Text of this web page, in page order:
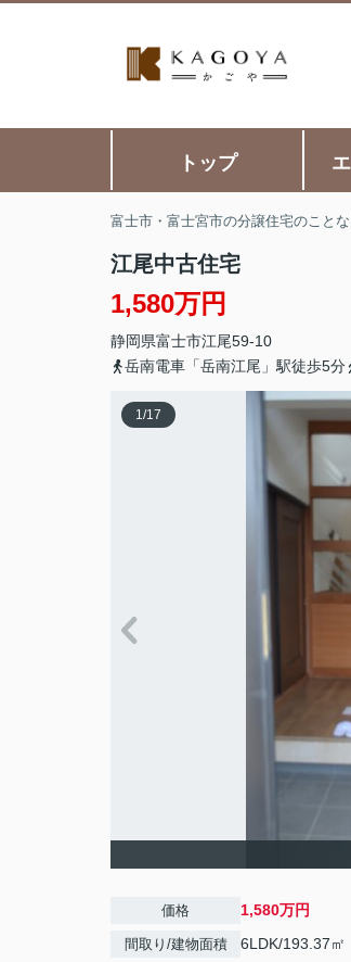
トップ
富士市・富士宮市の分譲住宅のこと
江尾中古住宅
1,580万円
静岡県富士市江尾59-10
岳南電車「岳南江尾」駅徒歩5分
1/17
価格 1,580万円
間取り/建物面積 6LDK/193.37㎡